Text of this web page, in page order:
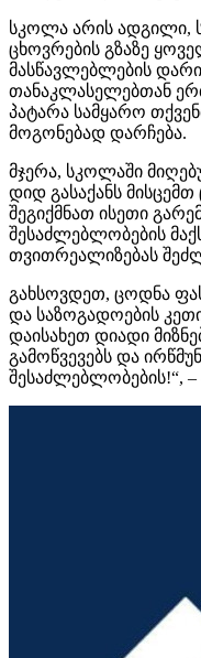
სკოლა არის ადგილი,
ცხოვრების გზაზე
მასწავლებლების
თანაკლასელებთან
პატარა სამყარო
მოგონებად დარჩება.
მჯერა, სკოლაში
დიდ გასაქანს მისცემთ
შეგიქმნათ ისეთი
შესაძლებლობების
თვითრეალიზებას
გახსოვდეთ, ცოდნა
და საზოგადოების
დაისახეთ დიადი
გამოწვევებს და
შესაძლებლობების!“, –